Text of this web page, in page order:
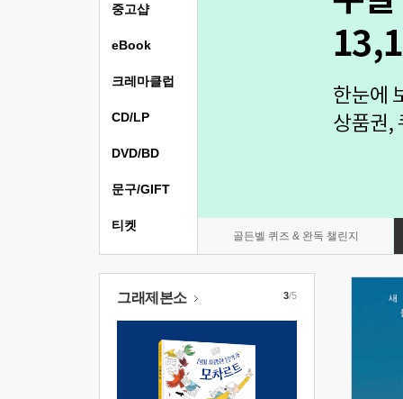
골든벨 퀴즈 & 완독 챌린지
중고샵
eBook
크레마클럽
CD/LP
DVD/BD
문구/GIFT
티켓
그래제본소 3/5